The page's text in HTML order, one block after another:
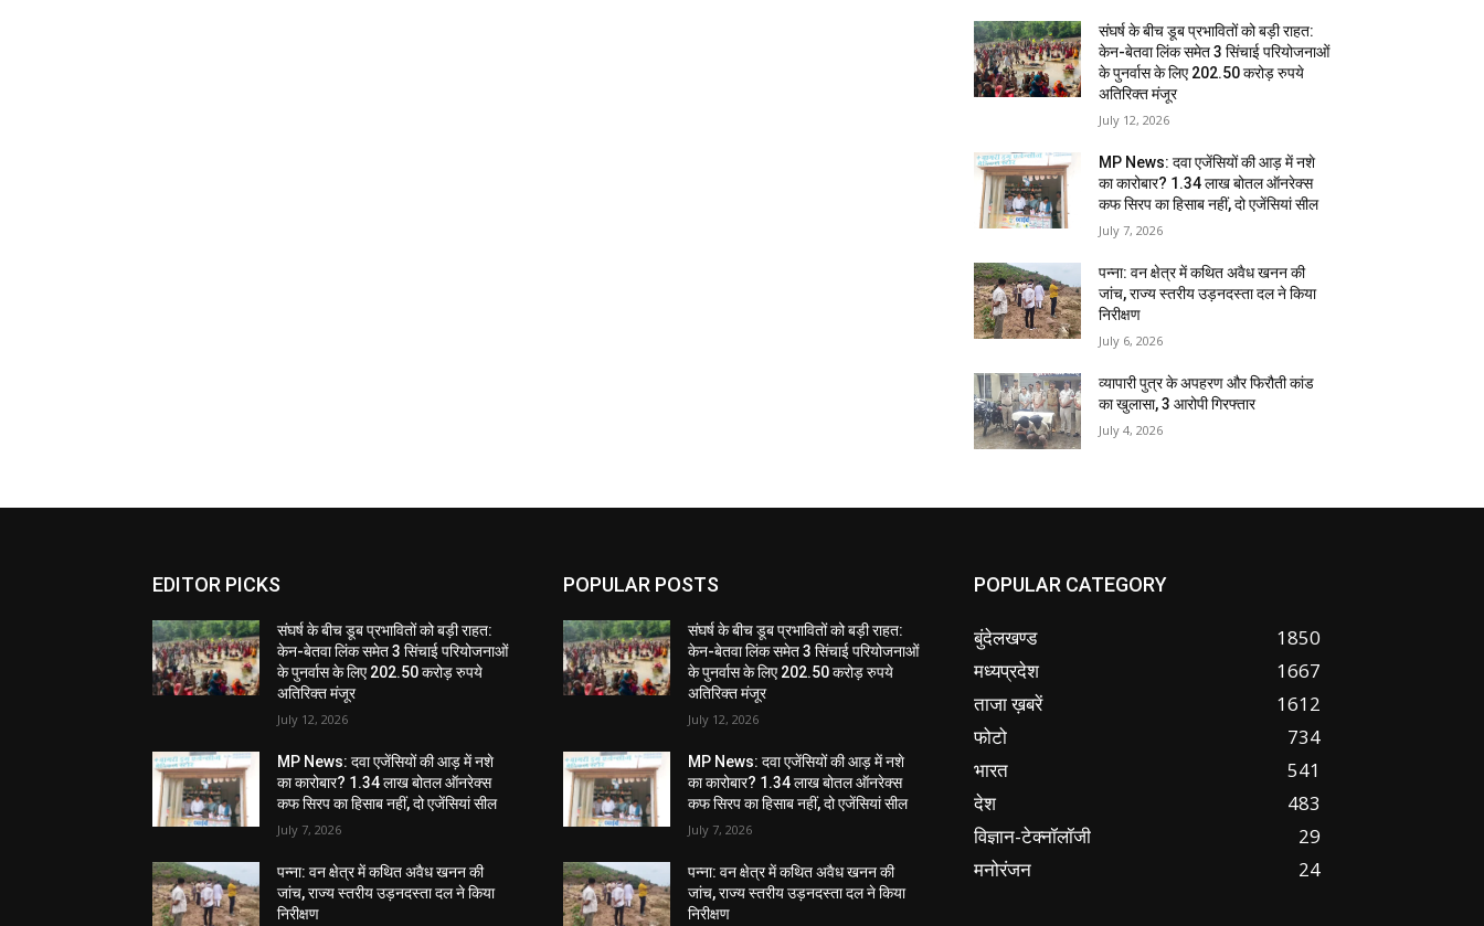
संघर्ष के बीच डूब प्रभावितों को बड़ी राहत:
केन-बेतवा लिंक समेत 3 सिंचाई परियोजनाओं
के पुनर्वास के लिए 202.50 करोड़ रुपये
अतिरिक्त मंजूर
July 12, 2026
MP News: दवा एजेंसियों की आड़ में नशे
का कारोबार? 1.34 लाख बोतल ऑनरेक्स
कफ सिरप का हिसाब नहीं, दो एजेंसियां सील
July 7, 2026
पन्ना: वन क्षेत्र में कथित अवैध खनन की
जांच, राज्य स्तरीय उड़नदस्ता दल ने किया
निरीक्षण
July 6, 2026
व्यापारी पुत्र के अपहरण और फिरौती कांड
का खुलासा, 3 आरोपी गिरफ्तार
July 4, 2026
EDITOR PICKS
संघर्ष के बीच डूब प्रभावितों को बड़ी राहत:
केन-बेतवा लिंक समेत 3 सिंचाई परियोजनाओं
के पुनर्वास के लिए 202.50 करोड़ रुपये
अतिरिक्त मंजूर
July 12, 2026
MP News: दवा एजेंसियों की आड़ में नशे
का कारोबार? 1.34 लाख बोतल ऑनरेक्स
कफ सिरप का हिसाब नहीं, दो एजेंसियां सील
July 7, 2026
पन्ना: वन क्षेत्र में कथित अवैध खनन की
जांच, राज्य स्तरीय उड़नदस्ता दल ने किया
निरीक्षण
POPULAR POSTS
संघर्ष के बीच डूब प्रभावितों को बड़ी राहत:
केन-बेतवा लिंक समेत 3 सिंचाई परियोजनाओं
के पुनर्वास के लिए 202.50 करोड़ रुपये
अतिरिक्त मंजूर
July 12, 2026
MP News: दवा एजेंसियों की आड़ में नशे
का कारोबार? 1.34 लाख बोतल ऑनरेक्स
कफ सिरप का हिसाब नहीं, दो एजेंसियां सील
July 7, 2026
पन्ना: वन क्षेत्र में कथित अवैध खनन की
जांच, राज्य स्तरीय उड़नदस्ता दल ने किया
निरीक्षण
POPULAR CATEGORY
बुंदेलखण्ड
1850
मध्यप्रदेश
1667
ताजा ख़बरें
1612
फोटो
734
भारत
541
देश
483
विज्ञान-टेक्नॉलॉजी
29
मनोरंजन
24